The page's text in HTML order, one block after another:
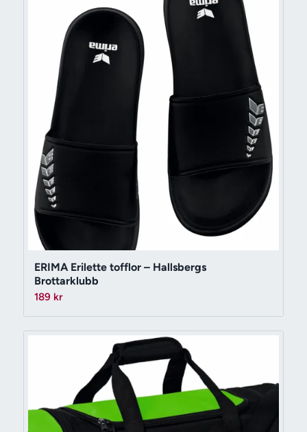
ERIMA Erilette tofflor – Hallsbergs
Brottarklubb
189 kr